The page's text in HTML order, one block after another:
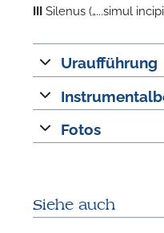
IIISilenus („...simul
Uraufführung
Fotos
Siehe auch